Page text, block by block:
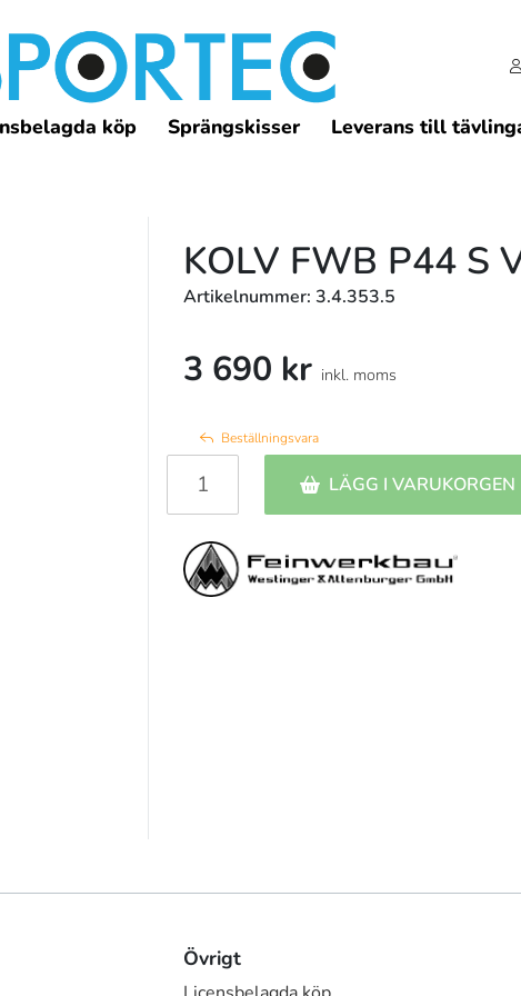
köp Sprängskisser Leverans till
KOLV FWB P44 S
Artikelnummer: 3.4.353.5
3 690 kr inkl. moms
Beställningsvara
LÄGG I VARUKORGEN
Övrigt